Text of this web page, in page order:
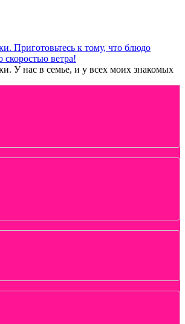
Приготовьтесь к тому, что блюдо
скоростью ветра!
У нас в семье, и у всех моих знакомых